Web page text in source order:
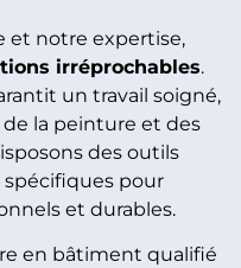
et notre expertise,
irréprochables.
un travail soigné,
la peinture et des
des outils
pour
et durables.
en bâtiment qualifié